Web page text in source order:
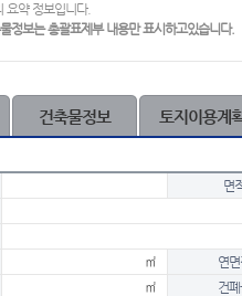
요약 정보입니다.
정보는 총괄표제부 내용만 표시하고있습니다.
건축물정보 토지이용계
면
㎡
연
㎡
건